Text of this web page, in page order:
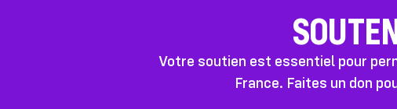
Votre soutien est essentiel pour
France. Faites un don